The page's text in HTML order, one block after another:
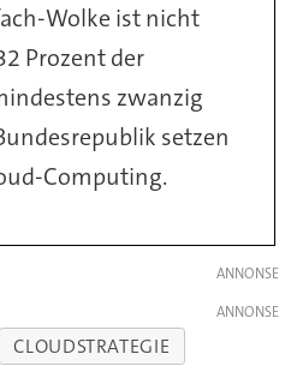
Wolke ist nicht
Prozent der
zwanzig
setzen
Computing.
CLOUDSTRATEGIE